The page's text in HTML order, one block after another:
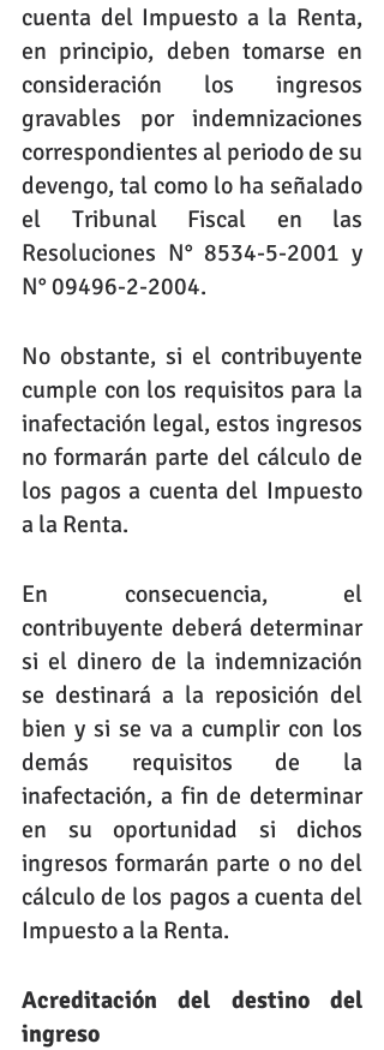
cuenta del Impuesto a la Renta,
en principio, deben tomarse en
consideración los ingresos
gravables por indemnizaciones
correspondientes al periodo de su
devengo, tal como lo ha señalado
el Tribunal Fiscal en las
Resoluciones N° 8534-5-2001 y
N° 09496-2-2004.
No obstante, si el contribuyente
cumple con los requisitos para la
inafectación legal, estos ingresos
no formarán parte del cálculo de
los pagos a cuenta del Impuesto
a la Renta.
En consecuencia, el
contribuyente deberá determinar
si el dinero de la indemnización
se destinará a la reposición del
bien y si se va a cumplir con los
demás requisitos de la
inafectación, a fin de determinar
en su oportunidad si dichos
ingresos formarán parte o no del
cálculo de los pagos a cuenta del
Impuesto a la Renta.
Acreditación del destino del
ingreso